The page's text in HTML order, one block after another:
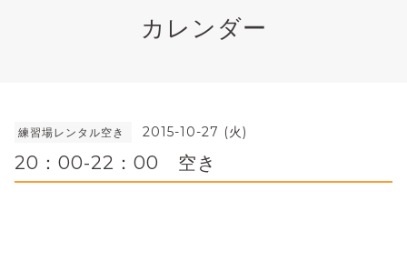
カレンダー
練習場レンタル空き 2015-10-27 (火)
20：00-22：00 空き